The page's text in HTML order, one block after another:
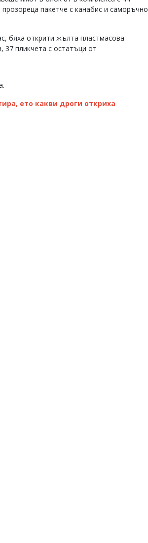
пакетче с канабис и саморъчно
бяха открити жълта пластмасова
пликчета с остатъци от
ето какви дроги откриха